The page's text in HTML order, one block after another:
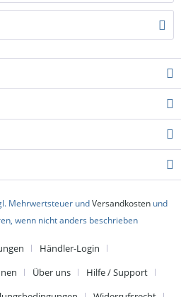
Mehrwertsteuer undVersandkostenund
wenn nicht anders beschrieben
Händler-Login
Über uns
Hilfe / Support